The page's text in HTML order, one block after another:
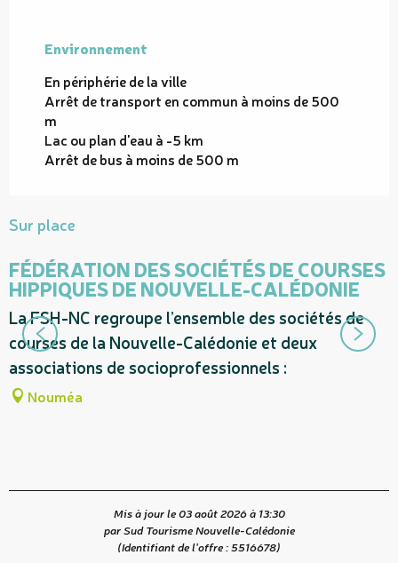
Environnement
Environnement
En périphérie de la ville
Arrêt de transport en commun à moins de 500
m
Lac ou plan d'eau à -5 km
Arrêt de bus à moins de 500 m
Sur place
FÉDÉRATION DES SOCIÉTÉS DE COURSES
HIPPIQUES DE NOUVELLE-CALÉDONIE
La FSH-NC regroupe l’ensemble des sociétés de
courses de la Nouvelle-Calédonie et deux
associations de socioprofessionnels :
Nouméa
Mis à jour le 03 août 2026 à 13:30
par Sud Tourisme Nouvelle-Calédonie
(Identifiant de l'offre :5516678)